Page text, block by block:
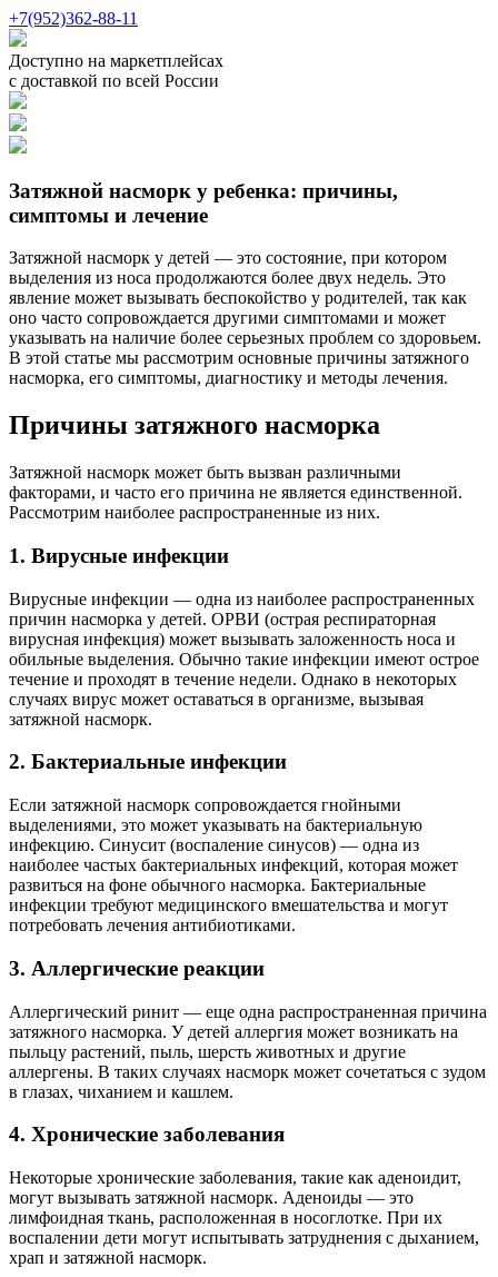
+7(952)362-88-11
Доступно на маркетплейсах
с доставкой по всей России
Затяжной насморк у ребенка: причины,
симптомы и лечение
Затяжной насморк у детей — это состояние, при котором
выделения из носа продолжаются более двух недель. Это
явление может вызывать беспокойство у родителей, так как
оно часто сопровождается другими симптомами и может
указывать на наличие более серьезных проблем со здоровьем.
В этой статье мы рассмотрим основные причины затяжного
насморка, его симптомы, диагностику и методы лечения.
Причины затяжного насморка
Затяжной насморк может быть вызван различными
факторами, и часто его причина не является единственной.
Рассмотрим наиболее распространенные из них.
1. Вирусные инфекции
Вирусные инфекции — одна из наиболее распространенных
причин насморка у детей. ОРВИ (острая респираторная
вирусная инфекция) может вызывать заложенность носа и
обильные выделения. Обычно такие инфекции имеют острое
течение и проходят в течение недели. Однако в некоторых
случаях вирус может оставаться в организме, вызывая
затяжной насморк.
2. Бактериальные инфекции
Если затяжной насморк сопровождается гнойными
выделениями, это может указывать на бактериальную
инфекцию. Синусит (воспаление синусов) — одна из
наиболее частых бактериальных инфекций, которая может
развиться на фоне обычного насморка. Бактериальные
инфекции требуют медицинского вмешательства и могут
потребовать лечения антибиотиками.
3. Аллергические реакции
Аллергический ринит — еще одна распространенная причина
затяжного насморка. У детей аллергия может возникать на
пыльцу растений, пыль, шерсть животных и другие
аллергены. В таких случаях насморк может сочетаться с зудом
в глазах, чиханием и кашлем.
4. Хронические заболевания
Некоторые хронические заболевания, такие как аденоидит,
могут вызывать затяжной насморк. Аденоиды — это
лимфоидная ткань, расположенная в носоглотке. При их
воспалении дети могут испытывать затруднения с дыханием,
храп и затяжной насморк.